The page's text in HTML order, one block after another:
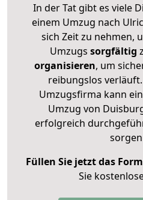
In der Tat gibt es viele
einem Umzug nach
sich Zeit zu nehmen,
Umzugs sorgfältig
organisieren, um
reibungslos
Umzugsfirma kann
Umzug von
erfolgreich
Füllen Sie jetzt das
Sie